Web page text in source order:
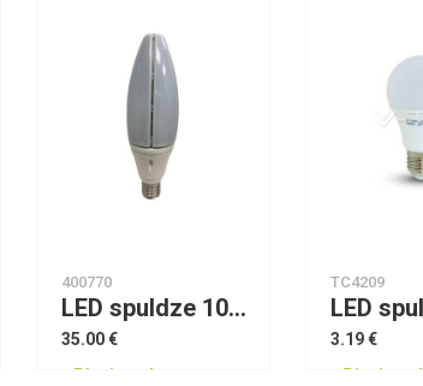
400770
LED spuldze 100W E40 8000Lm 4000K Dipah Olive
35.00 €
Pieejams!
TC4209
3.19 €
Pieejams!